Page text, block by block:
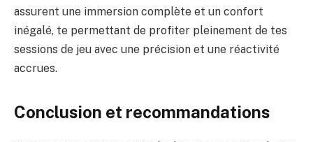
assurent une immersion complète et un confort
inégalé, te permettant de profiter pleinement de tes
sessions de jeu avec une précision et une réactivité
accrues.
Conclusion et recommandations